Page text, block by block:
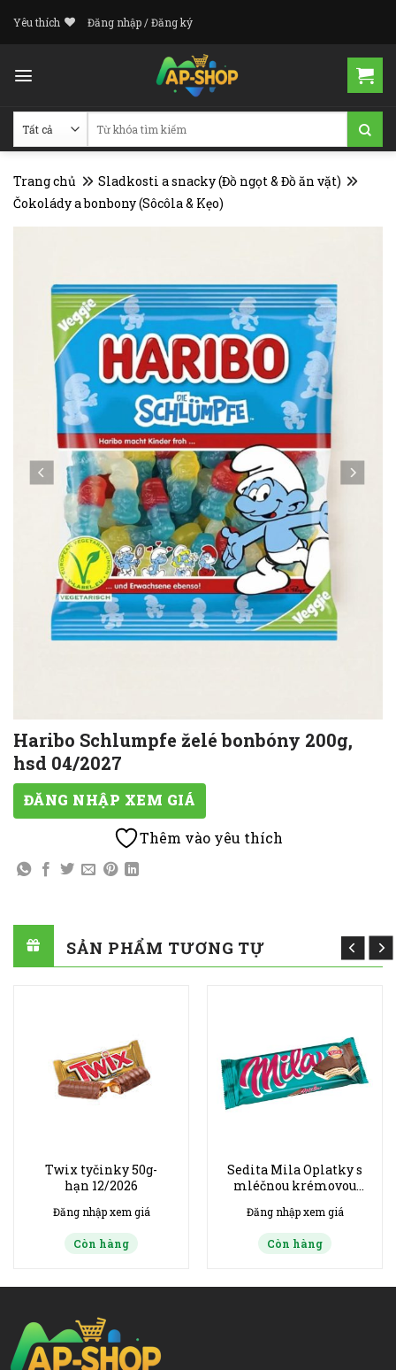
Yêu thích Đăng nhập / Đăng ký
Trang chủ
Sladkosti a snacky (Đồ ngọt & Đồ ăn vặt)
Čokolády a bonbony (Sôcôla & Kẹo)
Haribo Schlumpfe želé bonbóny 200g,
hsd 04/2027
ĐĂNG NHẬP XEM GIÁ
Thêm vào yêu thích
SẢN PHẨM TƯƠNG TỰ
Twix tyčinky 50g-
hạn 12/2026
Đăng nhập xem giá
Còn hàng
Sedita Mila Oplatky s
mléčnou krémovou
polevě 50g
Đăng nhập xem giá
Còn hàng